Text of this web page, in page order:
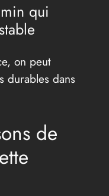
qui
on peut
durables dans
de